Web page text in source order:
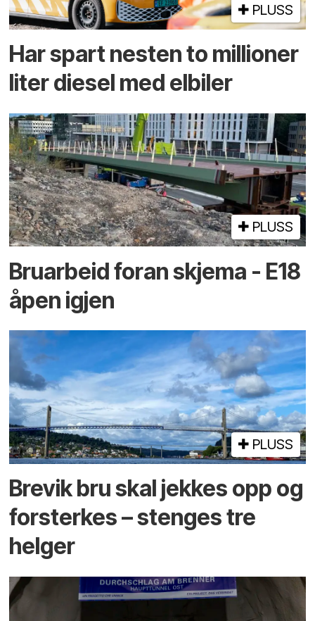
PLUSS
Har spart nesten to millioner
liter diesel med elbiler
PLUSS
Bruarbeid foran skjema - E18
åpen igjen
PLUSS
Brevik bru skal jekkes opp og
forsterkes – stenges tre
helger